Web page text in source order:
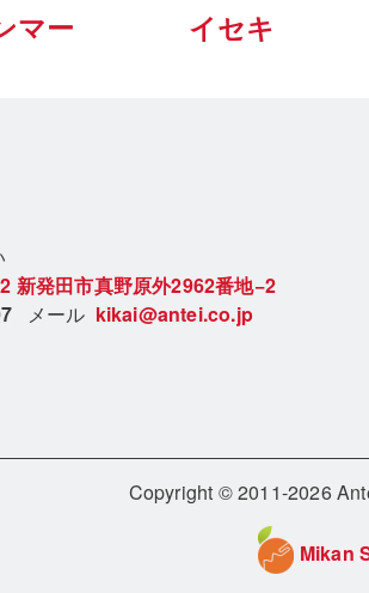
マー イセキ
新発田市真野原外2962番地−2
メール kikai@antei.co.jp
Copyright © 2011-2026
Mikan